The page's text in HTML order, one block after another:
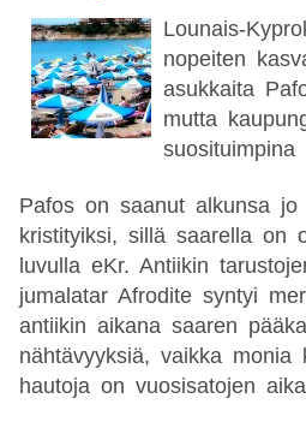
Lounais-
nopeiten
asukkaita
mutta
suosituimpina
Pafos on saanut alkunsa
kristityiksi, sillä saarella on
luvulla eKr. Antiikin
jumalatar Afrodite syntyi
antiikin aikana saaren
nähtävyyksiä, vaikka monia
hautoja on vuosisatojen